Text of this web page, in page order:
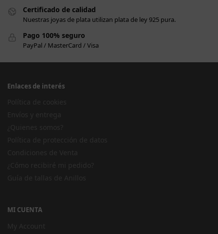
Certificado de calidad
Nuestras joyas de plata utilizan plata de ley 925 pura.
Pago 100% seguro
PayPal / MasterCard / Visa
Enlaces de interés
MI CUENTA